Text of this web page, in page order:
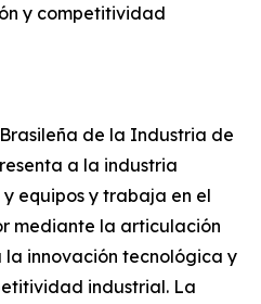
y competitividad
de la Industria de
a la industria
equipos y trabaja en el
mediante la articulación
la innovación tecnológica y
industrial. La